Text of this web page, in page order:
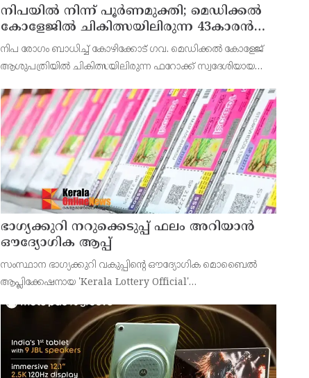
നിപയിൽ നിന്ന് പൂർണമുക്തി; മെഡിക്കൽ
കോളേജിൽ ചികിത്സയിലിരുന്ന 43കാരൻ
വീട്ടിലേക്ക് മടങ്ങി
നിപ രോഗം ബാധിച്ച് കോഴിക്കോട് ഗവ. മെഡിക്കൽ കോളേജ്
ആശുപത്രിയിൽ ചികിത്സയിലിരുന്ന ഫറോക്ക് സ്വദേശിയായ
ഭാഗ്യക്കുറി നറുക്കെടുപ്പ് ഫലം അറിയാൻ
ഔദ്യോഗിക ആപ്പ്
സംസ്ഥാന ഭാഗ്യക്കുറി വകുപ്പിന്റെ ഔദ്യോഗിക മൊബൈൽ
ആപ്ലിക്കേഷനായ 'Kerala Lottery Official'
ഭാഗ്യക്കുറി വകുപ്പ് ഡയറക്ടർ അഞ്ജു കെ എസ് അറിയിച്ചു.